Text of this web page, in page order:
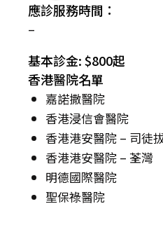
應診服務時間：
–
基本診金: $800起
香港醫院名單
嘉諾撒醫院
香港浸信會醫院
香港港安醫院 – 司徒
香港港安醫院 – 荃灣
明德國際醫院
聖保祿醫院